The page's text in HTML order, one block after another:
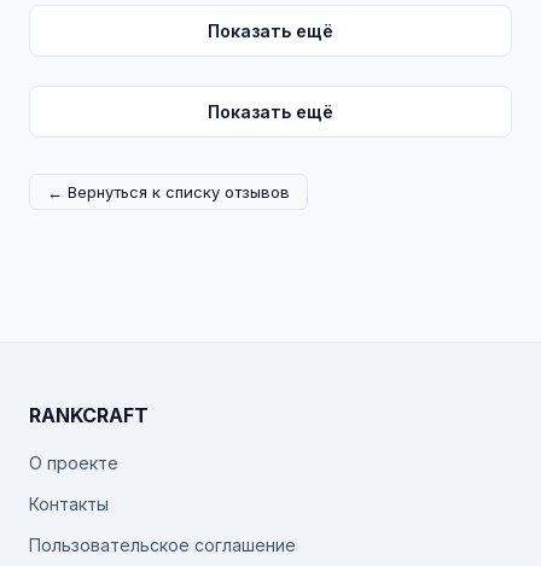
Показать ещё
Показать ещё
← Вернуться к списку отзывов
RANKCRAFT
О проекте
Контакты
Пользовательское соглашение